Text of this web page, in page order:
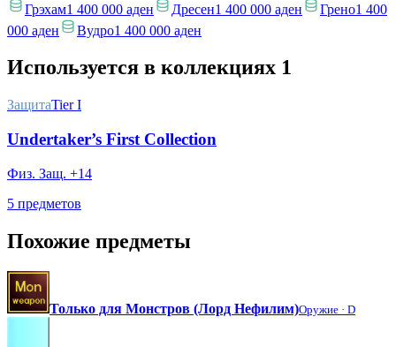
Грэхам1 400 000 аден Дресен1 400 000 аден Грено1 400
000 аден
Вудро1 400 000 аден
Используется в коллекциях 1
ЗащитаTier I
Undertaker’s First Collection
Физ. Защ. +14
5 предметов
Похожие предметы
Только для Монстров (Лорд Нефилим)Оружие · D